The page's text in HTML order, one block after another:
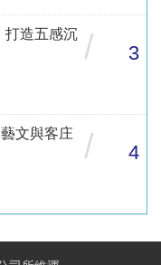
造五感沉 / 3
文與客庄
/ 4